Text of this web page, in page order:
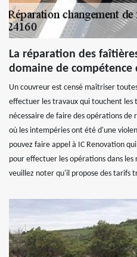
La réparation des
domaine de compétence
Un couvreur est censé maîtriser
effectuer les travaux qui touchent les
nécessaire de faire des opérations de
où les intempéries ont été d'une
pouvez faire appel à IC Renovation
pour effectuer les opérations dans
veuillez noter qu'il propose des tarifs